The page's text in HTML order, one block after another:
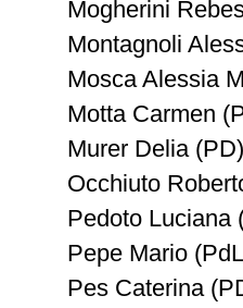
Mogherini
Montagnoli
Mosca Alessia
Motta Carmen
Murer Delia
Occhiuto
Pedoto Luciana
Pepe Mario
Pes Caterina